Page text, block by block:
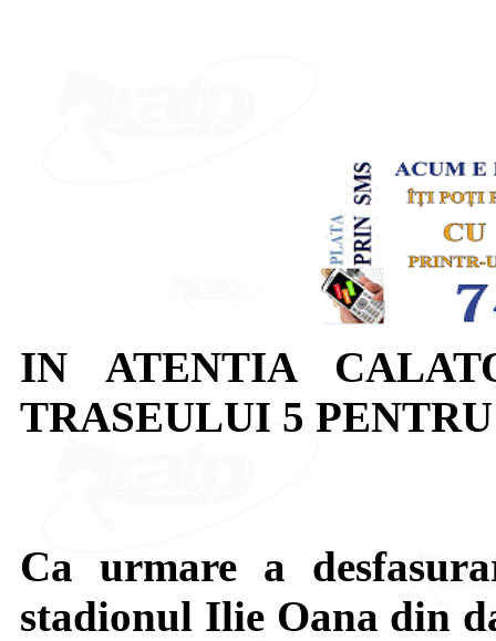
IN ATENTIA
TRASEULUI 5
Ca urmare a
stadionul Ilie Oana din